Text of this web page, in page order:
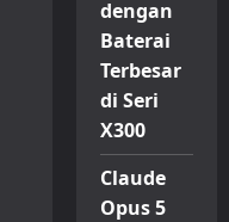
dengan
Baterai
Terbesar
di Seri
X300
Claude
Opus 5